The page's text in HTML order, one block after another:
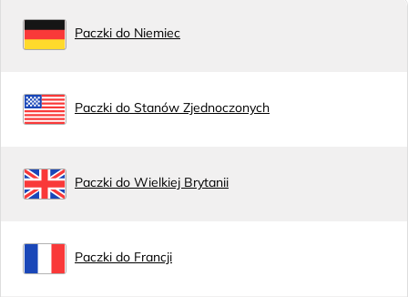
Paczki do Niemiec
Paczki do Stanów Zjednoczonych
Paczki do Wielkiej Brytanii
Paczki do Francji